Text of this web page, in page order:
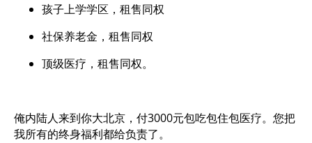
孩子上学学区，租售同权
社保养老金，租售同权
顶级医疗，租售同权。
俺内陆人来到你大北京，付3000元包吃包住包医疗。您把
我所有的终身福利都给负责了。